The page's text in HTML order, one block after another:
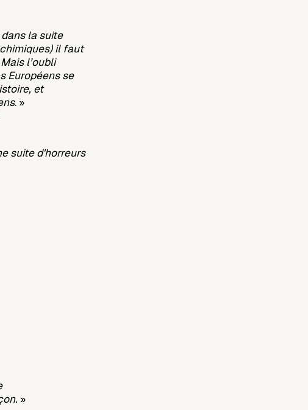
la suite
il faut
l’oubli
Européens se
et
. »
suite d'horreurs
»